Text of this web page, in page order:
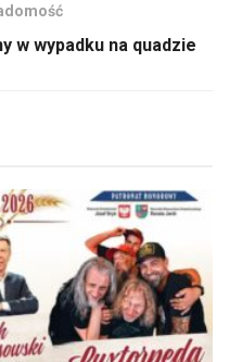
w wypadku na quadzie